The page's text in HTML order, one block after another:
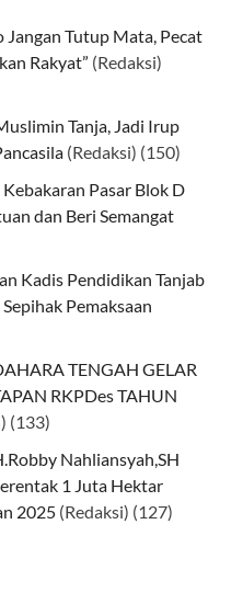
Tutup Mata, Pecat
Rakyat” (Redaksi)
Tanja, Jadi Irup
(Redaksi) (150)
Pasar Blok D
dan Beri Semangat
Kadis Pendidikan Tanjab
Pemaksaan
TENGAH GELAR
RKPDes TAHUN
(133)
Nahliansyah,SH
1 Juta Hektar
2025 (Redaksi) (127)